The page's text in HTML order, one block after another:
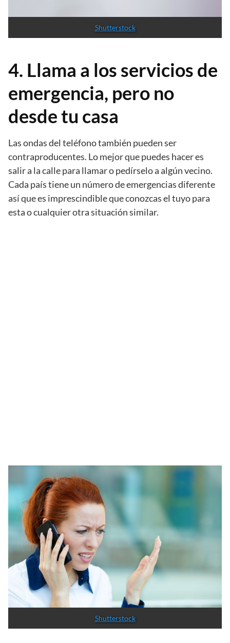
Shutterstock
4. Llama a los servicios de
emergencia, pero no
desde tu casa
Las ondas del teléfono también pueden ser
contraproducentes. Lo mejor que puedes hacer es
salir a la calle para llamar o pedírselo a algún vecino.
Cada país tiene un número de emergencias diferente
así que es imprescindible que conozcas el tuyo para
esta o cualquier otra situación similar.
Shutterstock